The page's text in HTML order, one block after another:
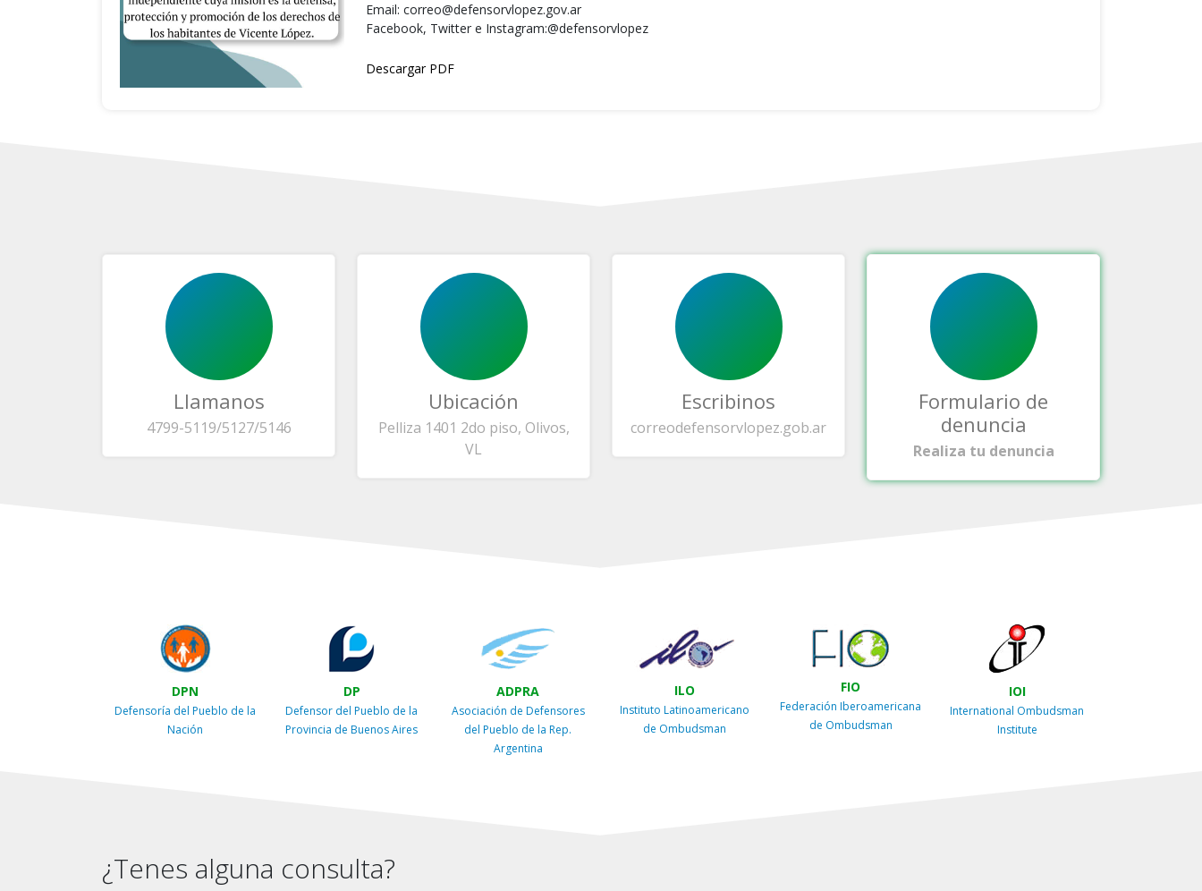
Email: correo@defensorvlopez.gov.ar
Facebook, Twitter e Instagram:@defensorvlopez
Descargar PDF
Llamanos
4799-5119/5127/5146
Ubicación
Pelliza 1401 2do piso, Olivos,
VL
Escribinos
correodefensorvlopez.gob.ar
Formulario de
denuncia
Realiza tu denuncia
DPN
Defensoría del Pueblo de la
Nación
DP
Defensor del Pueblo de la
Provincia de Buenos Aires
ADPRA
Asociación de Defensores
del Pueblo de la Rep.
Argentina
ILO
Instituto Latinoamericano
de Ombudsman
FIO
Federación Iberoamericana
de Ombudsman
IOI
International Ombudsman
Institute
¿Tenes alguna consulta?